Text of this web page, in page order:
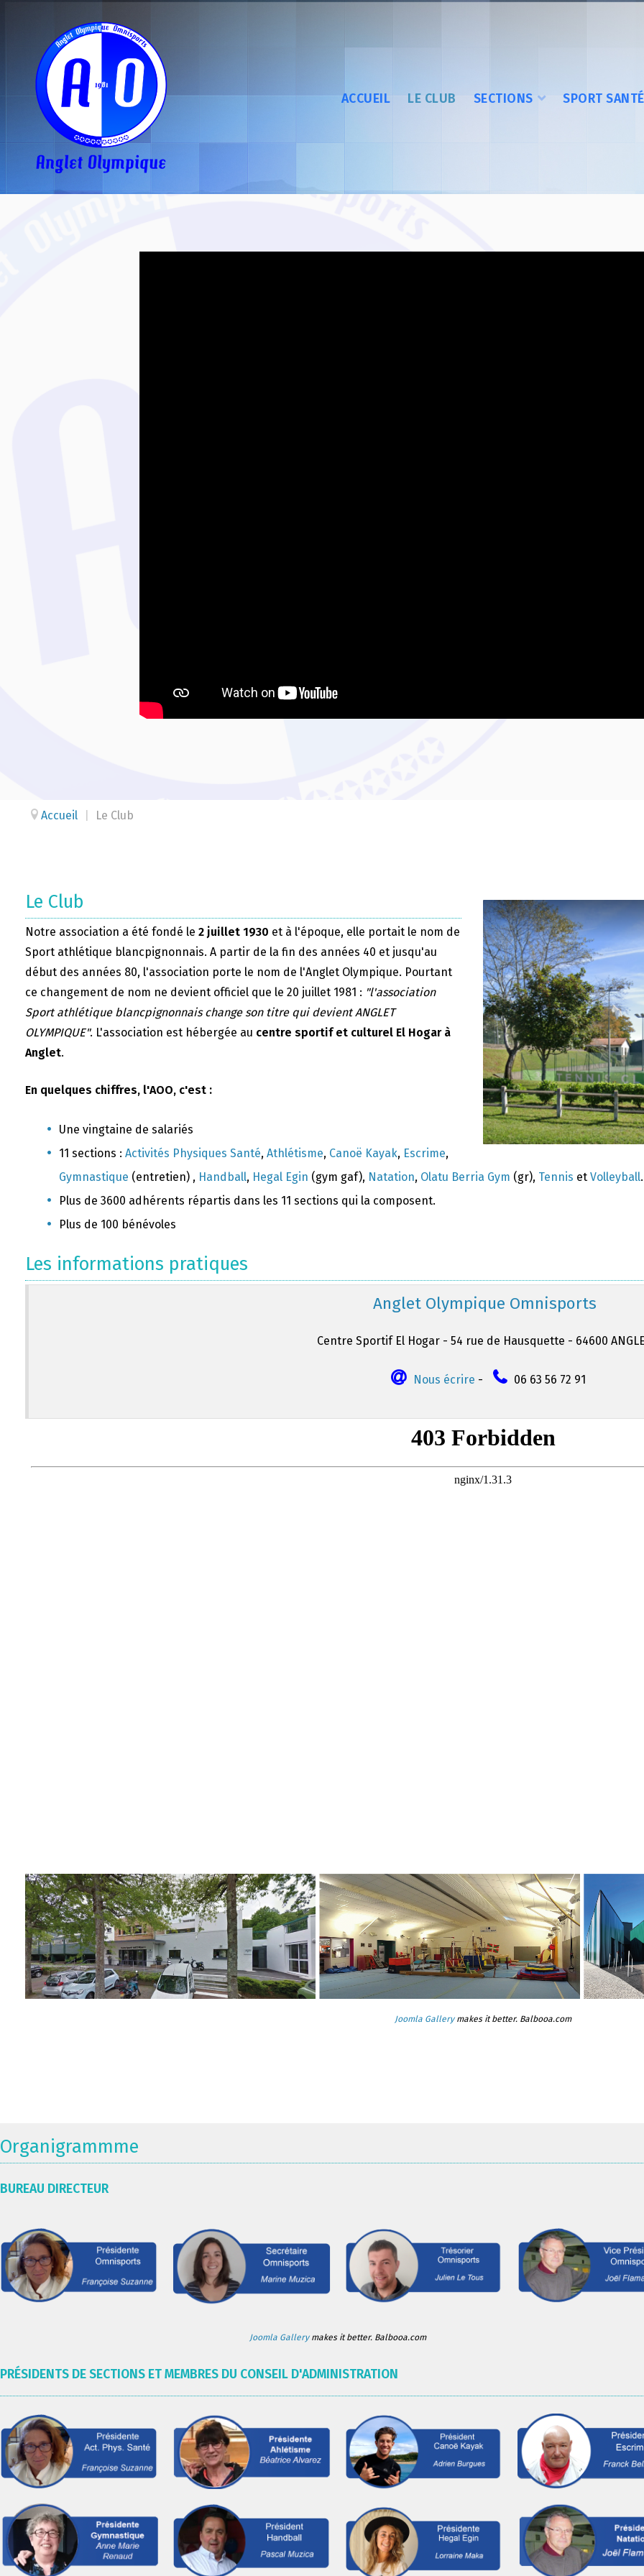
ACCUEIL LE CLUB SECTIONS SPORT SANTÉ
Accueil Le Club
Le Club
Notre association a été fondé le 2 juillet 1930 et à l'époque, elle portait le nom de
Sport athlétique blancpignonnais. A partir de la fin des années 40 et jusqu'au
début des années 80, l'association porte le nom de l'Anglet Olympique. Pourtant
ce changement de nom ne devient officiel que le 20 juillet 1981 : "l'association
Sport athlétique blancpignonnais change son titre qui devient ANGLET
OLYMPIQUE". L'association est hébergée au centre sportif et culturel El Hogar à
Anglet.
En quelques chiffres, l'AOO, c'est :
Une vingtaine de salariés
11 sections : Activités Physiques Santé, Athlétisme, Canoë Kayak, Escrime,
Gymnastique (entretien) , Handball, Hegal Egin (gym gaf), Natation, Olatu Berria Gym (gr), Tennis et Volleyball.
Plus de 3600 adhérents répartis dans les 11 sections qui la composent.
Plus de 100 bénévoles
Les informations pratiques
Anglet Olympique Omnisports
Centre Sportif El Hogar - 54 rue de Hausquette - 64600
Nous écrire - 06 63 56 72 91
Joomla Gallerymakes it better. Balbooa.com
Organigrammme
BUREAU DIRECTEUR
Joomla Gallerymakes it better. Balbooa.com
PRÉSIDENTS DE SECTIONS ET MEMBRES DU CONSEIL D'ADMINISTRATION